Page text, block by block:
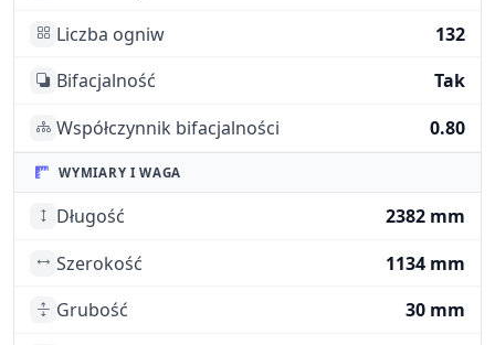
Liczba ogniw
132
Bifacjalność
Tak
Współczynnik bifacjalności
0.80
WYMIARY I WAGA
Długość
2382 mm
Szerokość
1134 mm
Grubość
30 mm